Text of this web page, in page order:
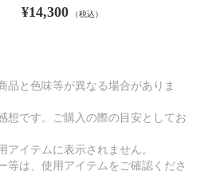
¥14,300 （税込）
と色味等が異なる場合がありま
想です。ご購入の際の目安としてお
イテムに表示されません。
は、使用アイテムをご確認くださ